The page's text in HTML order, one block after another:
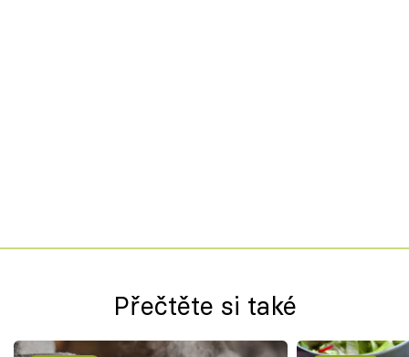
Přečtěte si také